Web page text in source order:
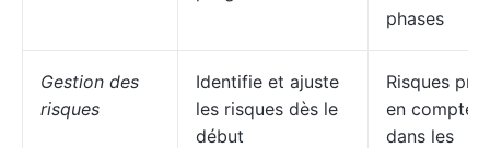
phases
Gestion des
risques
Identifie et ajuste
les risques dès le
début
Risques pris
en compte
dans les